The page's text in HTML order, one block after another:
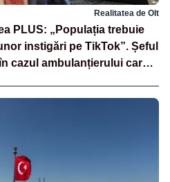
Realitatea de Olt
PLUS: „Populația trebuie
instigări pe TikTok”. Șeful
cazul ambulanțierului care a